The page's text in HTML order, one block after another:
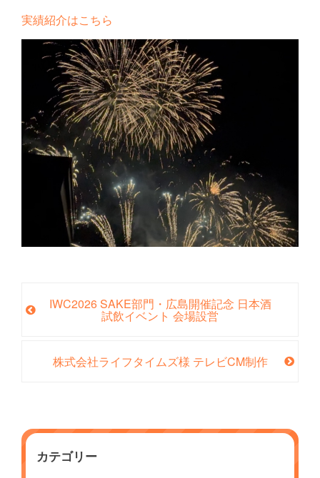
実績紹介はこちら
IWC2026 SAKE部門・広島開催記念 日本酒
試飲イベント 会場設営
株式会社ライフタイムズ様 テレビCM制作
カテゴリー